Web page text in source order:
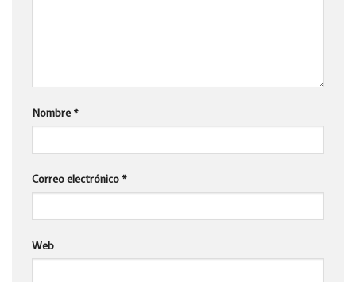
Nombre *
Correo electrónico *
Web